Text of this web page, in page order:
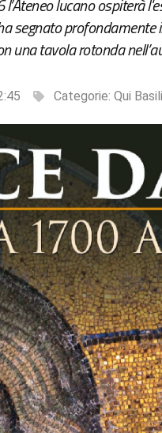
segnato
una tavola rotonda
Categorie: Qui